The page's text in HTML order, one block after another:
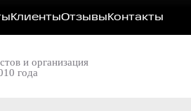
КлиентыОтзывыКонтакты
и организация
года